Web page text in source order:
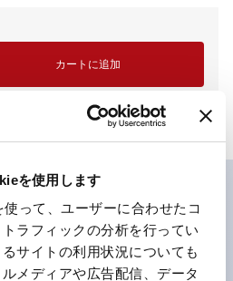
を使用します
って、ユーザーに合わせたコ
ラフィックの分析を行ってい
サイトの利用状況についても
メディアや広告配信、データ
カートに追加
左右に頻繁に方向転換させると